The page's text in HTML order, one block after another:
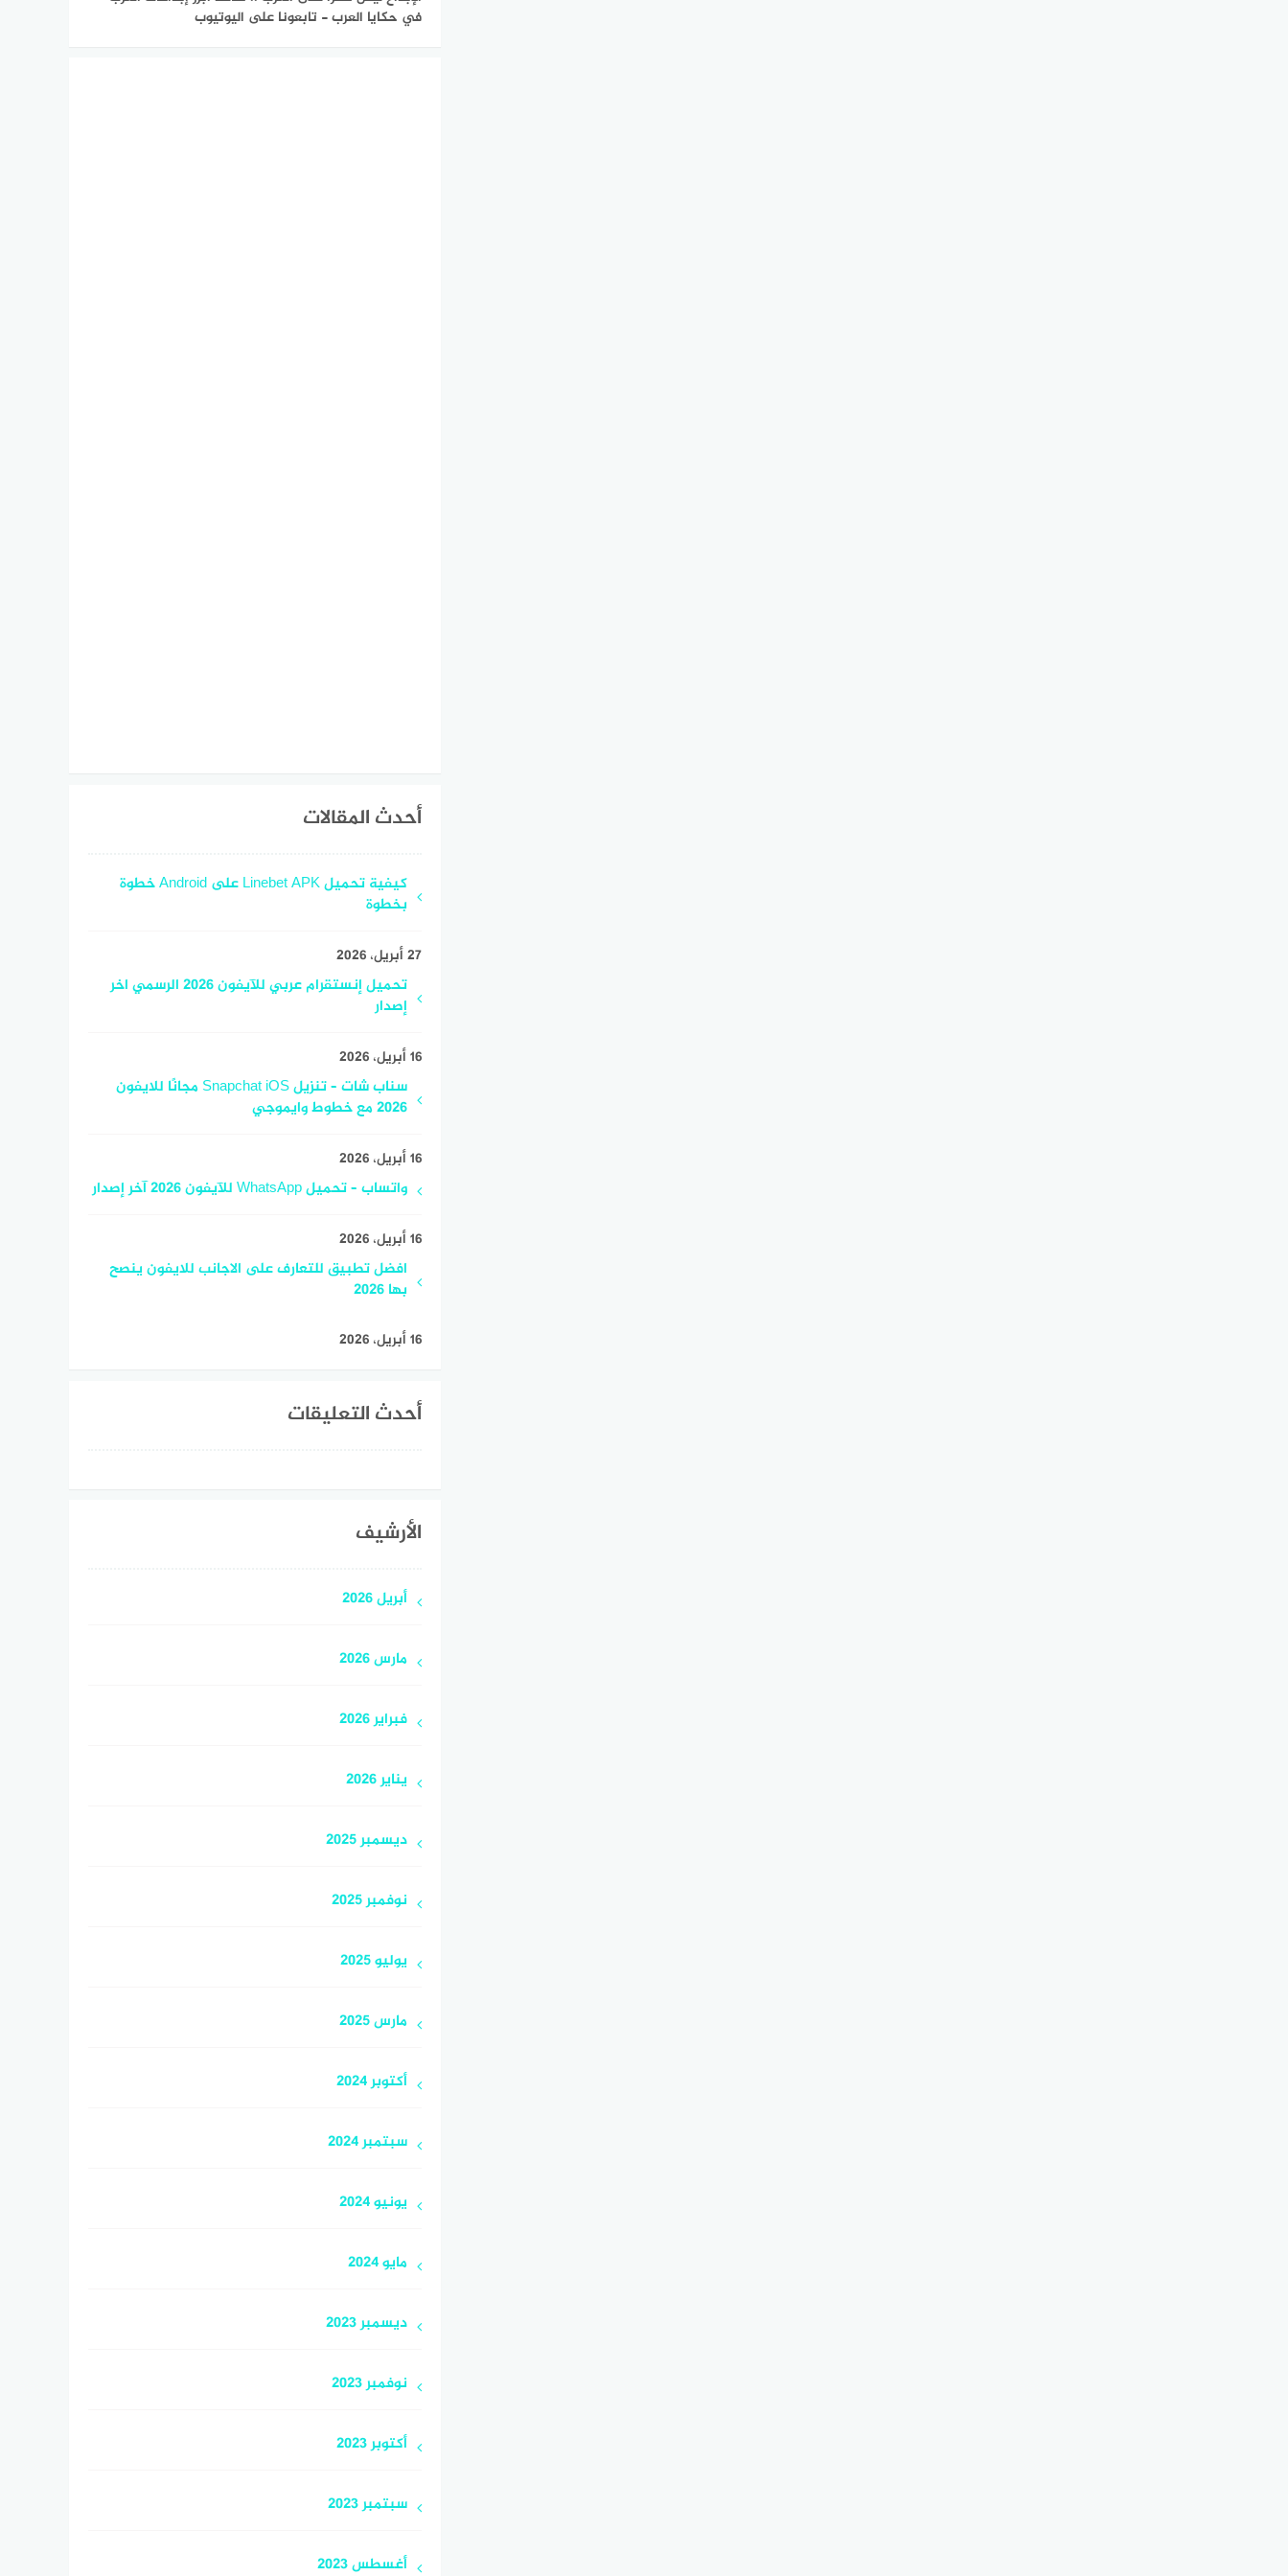
في حكايا العرب - تابعونا على اليوتيوب
أحدث المقالات
كيفية تحميل Linebet APK على Android خطوة
بخطوة
27 أبريل، 2026
تحميل إنستقرام عربي للآيفون 2026 الرسمي اخر
إصدار
16 أبريل، 2026
سناب شات – تنزيل Snapchat iOS مجانًا للايفون
2026 مع خطوط وايموجي
16 أبريل، 2026
واتساب – تحميل WhatsApp للآيفون 2026 آخر إصدار
16 أبريل، 2026
افضل تطبيق للتعارف على الاجانب للايفون ينصح
بها 2026
16 أبريل، 2026
أحدث التعليقات
الأرشيف
أبريل 2026
مارس 2026
فبراير 2026
يناير 2026
ديسمبر 2025
نوفمبر 2025
يوليو 2025
مارس 2025
أكتوبر 2024
سبتمبر 2024
يونيو 2024
مايو 2024
ديسمبر 2023
نوفمبر 2023
أكتوبر 2023
سبتمبر 2023
أغسطس 2023